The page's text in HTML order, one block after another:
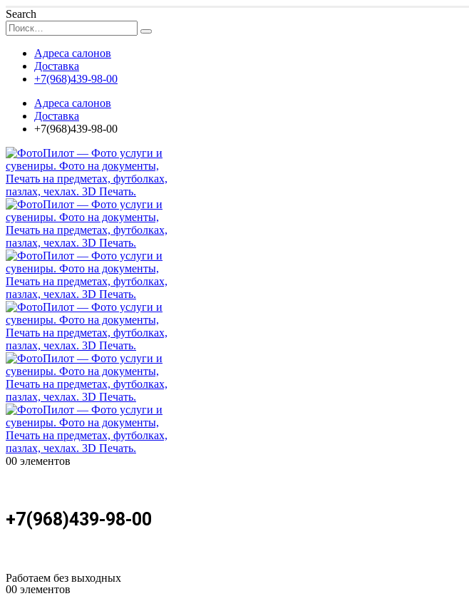
Search
Адреса салонов
Доставка
+7(968)439-98-00
Адреса салонов
Доставка
+7(968)439-98-00
00 элементов
+7(968)439-98-00
Работаем без выходных
00 элементов